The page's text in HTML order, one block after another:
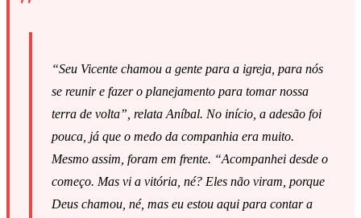
“Seu Vicente chamou a gente para a igreja, para nós
se reunir e fazer o planejamento para tomar nossa
terra de volta”, relata Aníbal. No início, a adesão foi
pouca, já que o medo da companhia era muito.
Mesmo assim, foram em frente. “Acompanhei desde o
começo. Mas vi a vitória, né? Eles não viram, porque
Deus chamou, né, mas eu estou aqui para contar a